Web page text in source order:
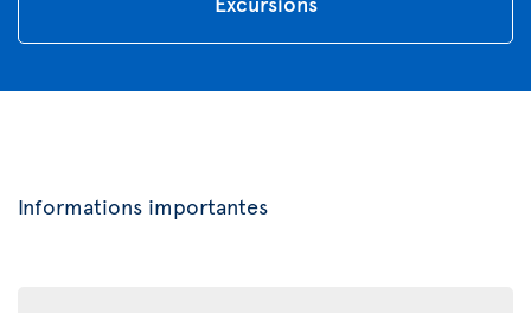
Informations importantes